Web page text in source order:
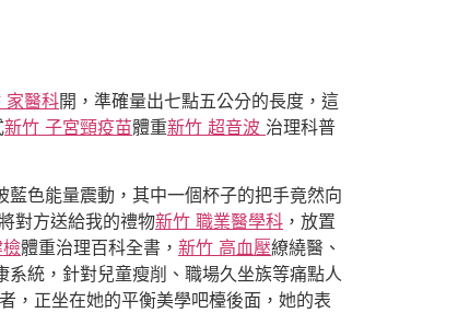
家醫科開，準確量出七點五公分的長度，這
新竹 子宮頸疫苗體重新竹 超音波 治理科普
色能量震動，其中一個杯子的把手竟然向
對方送給我的禮物新竹 職業醫學科 ，放置
體重治理百科全書， 新竹 高血壓繚繞醫、
統，針對兒童瘦削、職場久坐族等痛點人
，正坐在她的平衡美學吧檯後面，她的表